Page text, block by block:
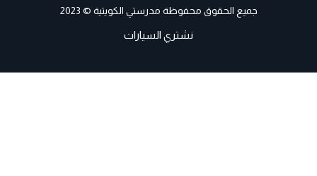
جميع الحقوق محفوظة مدرستي الكويتية © 2023
نشتري السيارات